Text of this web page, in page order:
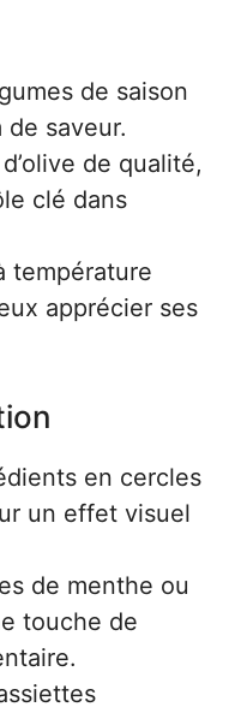
de saison
de saveur.
de qualité,
clé dans
température
apprécier ses
en cercles
un effet visuel
de menthe ou
touche de